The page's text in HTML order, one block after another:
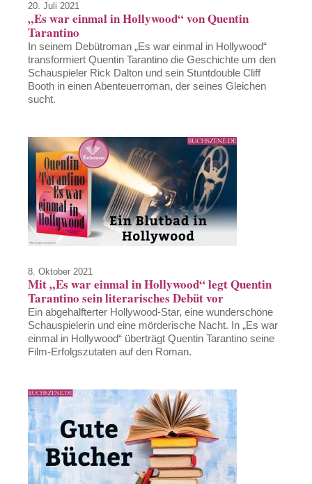
20. Juli 2021
„Es war einmal in Hollywood“ von Quentin
Tarantino
In seinem Debütroman „Es war einmal in Hollywood“
transformiert Quentin Tarantino die Geschichte um den
Schauspieler Rick Dalton und sein Stuntdouble Cliff
Booth in einen Abenteuerroman, der seines Gleichen
sucht.
8. Oktober 2021
Mit „Es war einmal in Hollywood“ legt Quentin
Tarantino sein literarisches Debüt vor
Ein abgehalfterter Hollywood-Star, eine wunderschöne
Schauspielerin und eine mörderische Nacht. In „Es war
einmal in Hollywood“ überträgt Quentin Tarantino seine
Film-Erfolgszutaten auf den Roman.